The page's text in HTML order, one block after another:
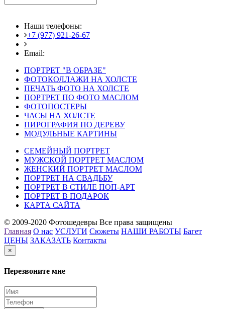
Наши телефоны:
+7 (977) 921-26-67
Email:
ПОРТРЕТ "В ОБРАЗЕ"
ФОТОКОЛЛАЖИ НА ХОЛСТЕ
ПЕЧАТЬ ФОТО НА ХОЛСТЕ
ПОРТРЕТ ПО ФОТО МАСЛОМ
ФОТОПОСТЕРЫ
ЧАСЫ НА ХОЛСТЕ
ПИРОГРАФИЯ ПО ДЕРЕВУ
МОДУЛЬНЫЕ КАРТИНЫ
СЕМЕЙНЫЙ ПОРТРЕТ
МУЖСКОЙ ПОРТРЕТ МАСЛОМ
ЖЕНСКИЙ ПОРТРЕТ МАСЛОМ
ПОРТРЕТ НА СВАДЬБУ
ПОРТРЕТ В СТИЛЕ ПОП-АРТ
ПОРТРЕТ В ПОДАРОК
КАРТА САЙТА
© 2009-2020 Фотошедевры Все права защищены
Главная О нас УСЛУГИ Сюжеты НАШИ РАБОТЫ Багет
ЦЕНЫ ЗАКАЗАТЬ Контакты
×
Перезвоните мне